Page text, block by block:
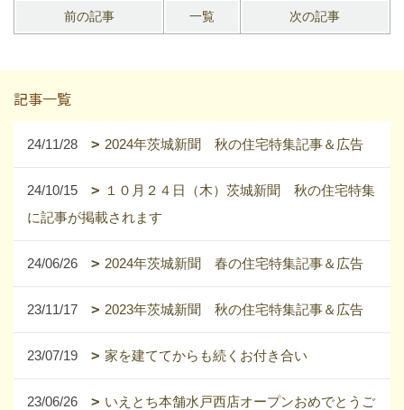
前の記事 一覧 次の記事
記事一覧
24/11/28 2024年茨城新聞 秋の住宅特集記事＆広告
24/10/15
１０月２４日（木）茨城新聞 秋の住宅特集
に記事が掲載されます
24/06/26 2024年茨城新聞 春の住宅特集記事＆広告
23/11/17 2023年茨城新聞 秋の住宅特集記事＆広告
23/07/19 家を建ててからも続くお付き合い
23/06/26
いえとち本舗水戸西店オープンおめでとうご